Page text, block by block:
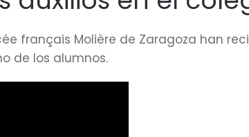
français Molière de Zaragoza han
de los alumnos.